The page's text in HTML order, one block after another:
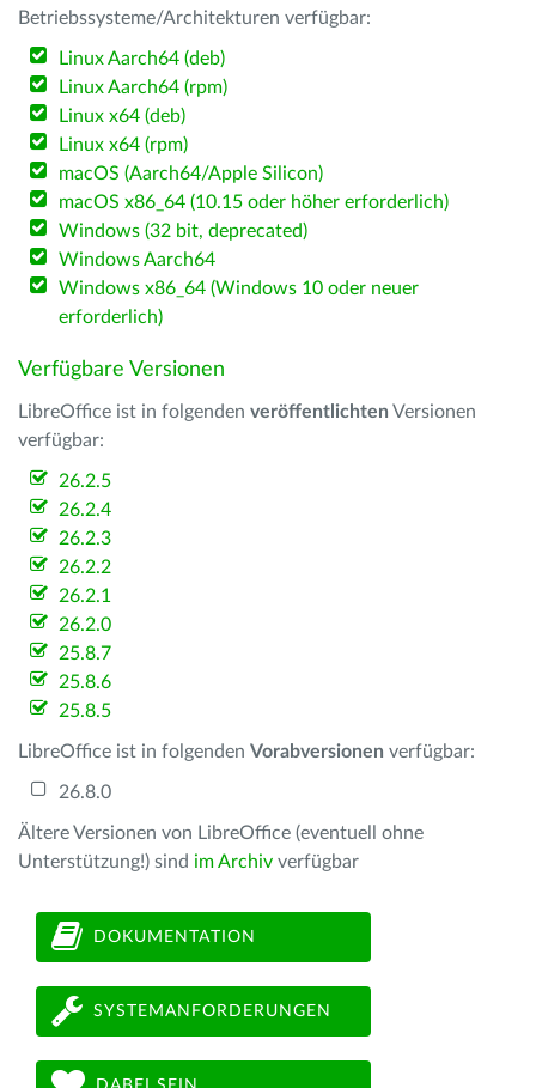
Betriebssysteme/Architekturen verfügbar:
Linux Aarch64 (deb)
Linux Aarch64 (rpm)
Linux x64 (deb)
Linux x64 (rpm)
macOS (Aarch64/Apple Silicon)
macOS x86_64 (10.15 oder höher erforderlich)
Windows (32 bit, deprecated)
Windows Aarch64
Windows x86_64 (Windows 10 oder neuer
erforderlich)
Verfügbare Versionen
LibreOffice ist in folgenden veröffentlichten Versionen
verfügbar:
26.2.5
26.2.4
26.2.3
26.2.2
26.2.1
26.2.0
25.8.7
25.8.6
25.8.5
LibreOffice ist in folgenden Vorabversionen verfügbar:
26.8.0
Ältere Versionen von LibreOffice (eventuell ohne
Unterstützung!) sind im Archiv verfügbar
DOKUMENTATION
SYSTEMANFORDERUNGEN